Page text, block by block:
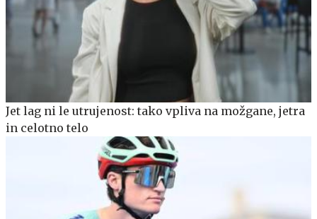
Jet lag ni le utrujenost: tako vpliva na možgane, jetra
in celotno telo